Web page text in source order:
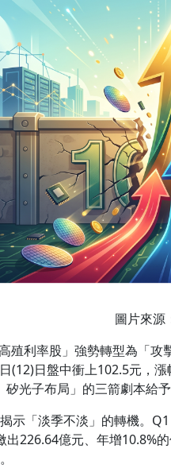
圖片來源
殖利率股」強勢轉型為「
(12)日盤中衝上102.5元，
光子布局」的三箭劇本給予
示「淡季不淡」的轉機。
226.64億元、年增10.8%